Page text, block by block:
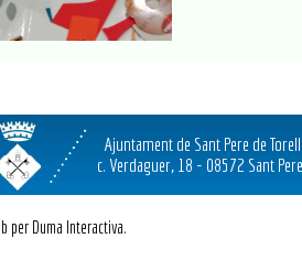
Ajuntament de Sant Pere de
c. Verdaguer, 18 - 08572 Sant
per Duma Interactiva.